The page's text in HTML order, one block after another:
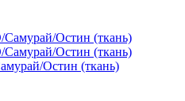
Остин (ткань)